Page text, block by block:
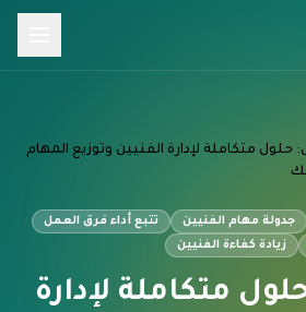
متكاملة لإدارة الفنيين وتوزيع المهام
جدولة مهام الفنيين
تتبع أداء فرق العمل
زيادة كفاءة الفنيين
متكاملة لإدارة